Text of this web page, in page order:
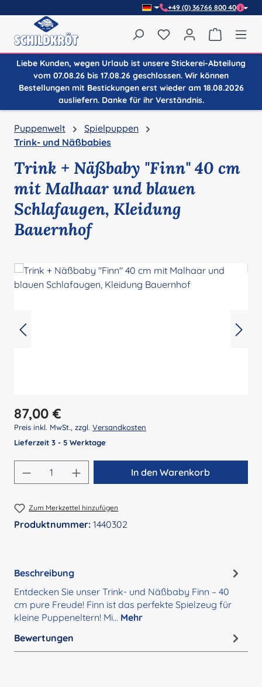
+49 (0) 36766 800 40
Du hast 0 Produkte
Liebe Kunden, wegen Urlaub ist unsere Stickerei-Abteilung
vom 07.08.26 bis 17.08.26 geschlossen. Wir können
Bestellungen mit Bestickungen erst wieder am 18.08.2026
ausliefern. Danke für ihr Verständnis.
Puppenwelt
Spielpuppen
Trink- und Näßbabies
Trink + Näßbaby "Finn" 40 cm
mit Malhaar und blauen
Schlafaugen, Kleidung
Bauernhof
Regulärer Preis:
87,00 €
Preis inkl. MwSt., zzgl. Versandkosten
Lieferzeit 3 - 5 Werktage
Produkt Anzahl: Gib den gewünschten
In den Warenkorb
Zum Merkzettel hinzufügen
Produktnummer: 1440302
Beschreibung
Entdecken Sie unser Trink- und Näßbaby Finn – 40
cm pure Freude! Finn ist das perfekte Spielzeug für
kleine Puppeneltern! Mi… Mehr
Bewertungen